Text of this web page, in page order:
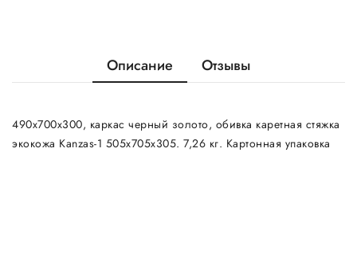
Описание Отзывы
490х700х300, каркас черный золото, обивка каретная стяжка
экокожа Kanzas-1 505х705х305. 7,26 кг. Картонная упаковка